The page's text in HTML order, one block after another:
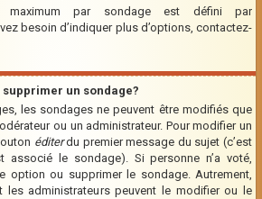
maximum par sondage est défini par
besoin d’indiquer plus d’options, contactez-
un sondage?
les sondages ne peuvent être modifiés que
ou un administrateur. Pour modifier un
éditerdu premier message du sujet (c’est
associé le sondage). Si personne n’a voté,
option ou supprimer le sondage. Autrement,
les administrateurs peuvent le modifier ou le